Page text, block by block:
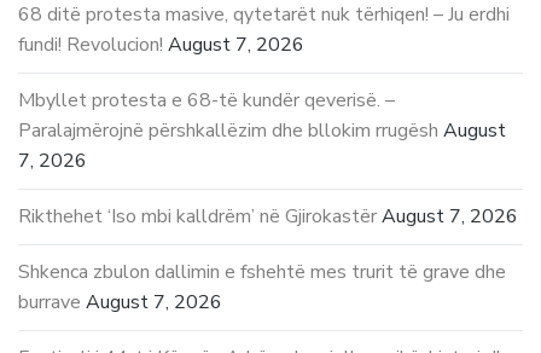
68 ditë protesta masive, qytetarët nuk tërhiqen! – Ju erdhi
fundi! Revolucion! August 7, 2026
Mbyllet protesta e 68-të kundër qeverisë. –
Paralajmërojnë përshkallëzim dhe bllokim rrugësh August
7, 2026
Rikthehet ‘Iso mbi kalldrëm’ në GjirokastërAugust 7, 2026
Shkenca zbulon dallimin e fshehtë mes trurit të grave dhe
burrave August 7, 2026